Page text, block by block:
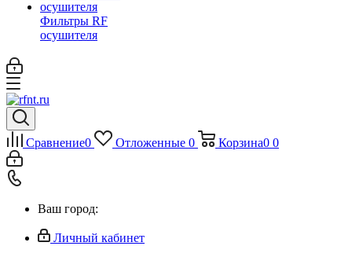
Фильтры RF
осушителя
Сравнение0 Отложенные 0 Корзина0 0
Ваш город:
Личный кабинет